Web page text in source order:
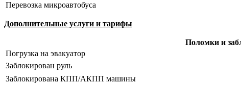
Перевозка микроавтобуса
Дополнительные услуги и тарифы
Поломки и
Погрузка на эвакуатор
Заблокирован руль
Заблокирована КПП/АКПП машины